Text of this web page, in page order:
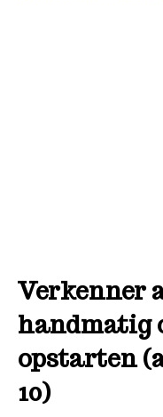
Verkenner
handmatig
opstarten
10)